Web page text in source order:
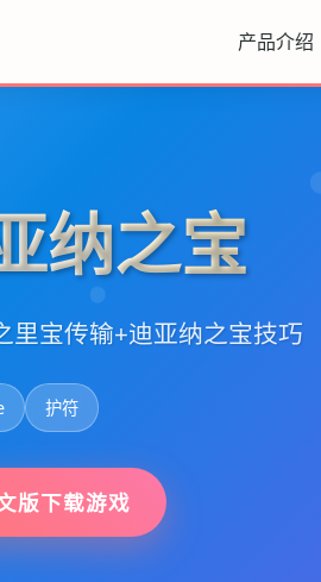
产品介绍
纳之宝
里宝传输+迪亚纳之宝技巧
护符
版下载游戏